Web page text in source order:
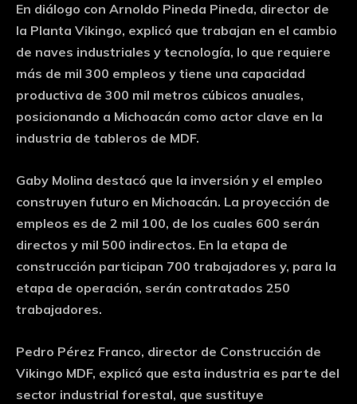
En diálogo con Arnoldo Pineda Pineda, director de
la Planta Vikingo, explicó que trabajan en el cambio
de naves industriales y tecnología, lo que requiere
más de mil 300 empleos y tiene una capacidad
productiva de 300 mil metros cúbicos anuales,
posicionando a Michoacán como actor clave en la
industria de tableros de MDF.
Gaby Molina destacó que la inversión y el empleo
construyen futuro en Michoacán. La proyección de
empleos es de 2 mil 100, de los cuales 600 serán
directos y mil 500 indirectos. En la etapa de
construcción participan 700 trabajadores y, para la
etapa de operación, serán contratados 250
trabajadores.
Pedro Pérez Franco, director de Construcción de
Vikingo MDF, explicó que esta industria es parte del
sector industrial forestal, que sustituye